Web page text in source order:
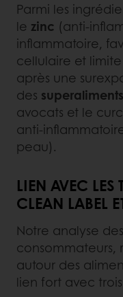
Parmi les
le zinc (anti-
inflammatoire,
cellulaire et
après une
des superaliments
avocats et le
anti-
peau).
LIEN AVEC LES
CLEAN LABEL
Notre analyse
consommateurs,
autour des
lien fort avec